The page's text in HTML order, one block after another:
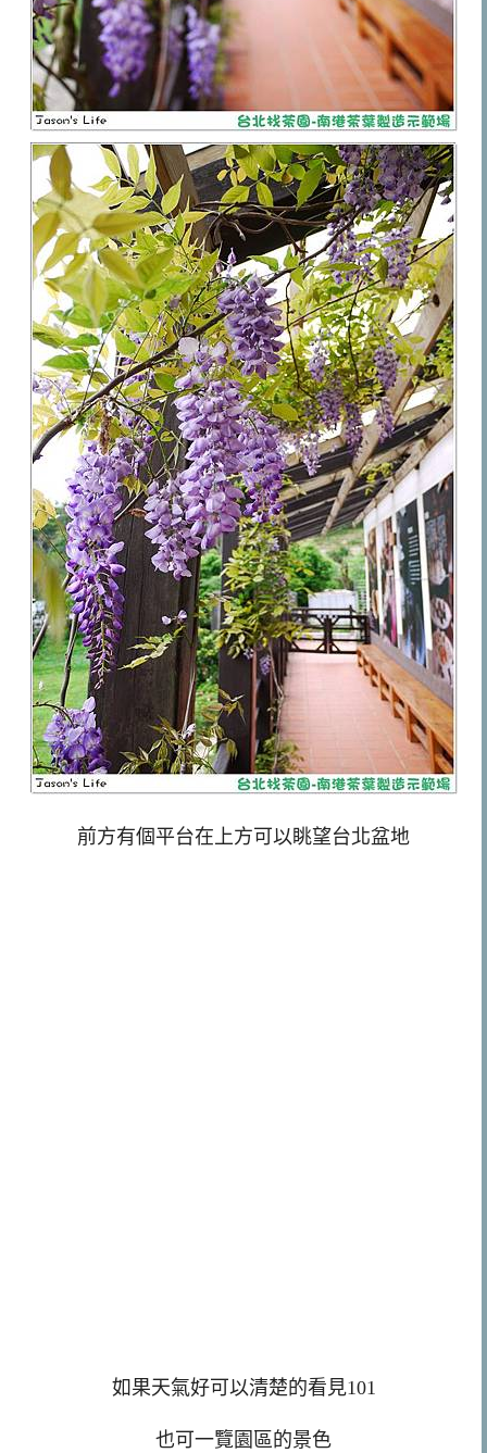
前方有個平台在上方可以眺望台北盆地
如果天氣好可以清楚的看見101
也可一覽園區的景色